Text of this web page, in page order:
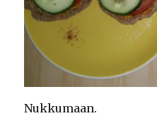
Nukkumaan.